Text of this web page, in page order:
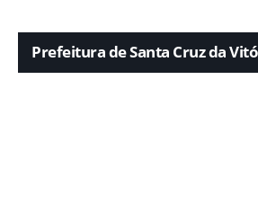
Prefeitura de Santa Cruz da